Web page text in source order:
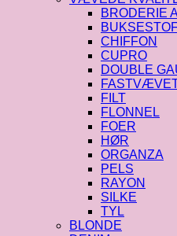
BRODERIE
CHIFFON
CUPRO
DOUBLE
FILT
FLONNEL
FOER
HØR
ORGANZA
PELS
RAYON
SILKE
TYL
BLONDE